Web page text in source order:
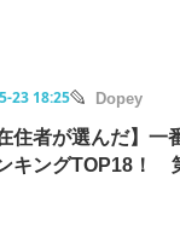
23 18:25 Dopey
住者が選んだ】
キングTOP18！